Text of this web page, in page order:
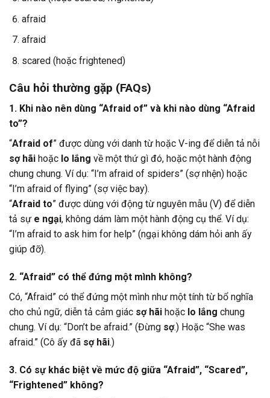
afraid
afraid
scared (hoặc frightened)
Câu hỏi thường gặp (FAQs)
1. Khi nào nên dùng “Afraid of” và khi nào dùng “Afraid
to”?
“Afraid of” được dùng với danh từ hoặc V-ing để diễn tả nỗi
sợ hãi hoặc lo lắng về một thứ gì đó, hoặc một hành động
chung chung. Ví dụ: “I’m afraid of spiders” (sợ nhện) hoặc
“I’m afraid of flying” (sợ việc bay).
“Afraid to” được dùng với động từ nguyên mẫu (V) để diễn
tả sự e ngại, không dám làm một hành động cụ thể. Ví dụ:
“I’m afraid to ask him for help” (ngại không dám hỏi anh ấy
giúp đỡ).
2. “Afraid” có thể đứng một mình không?
Có, “Afraid” có thể đứng một mình như một tính từ bổ nghĩa
cho chủ ngữ, diễn tả cảm giác sợ hãi hoặc lo lắng chung
chung. Ví dụ: “Don’t be afraid.” (Đừng sợ.) Hoặc “She was
afraid.” (Cô ấy đã sợ hãi.)
3. Có sự khác biệt về mức độ giữa “Afraid”, “Scared”,
“Frightened” không?